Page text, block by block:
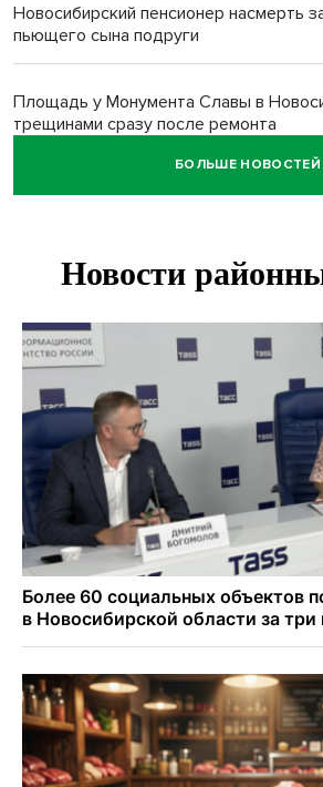
Новосибирский пенсионер насмерть
пьющего сына подруги
Площадь у Монумента Славы в
трещинами сразу после ремонта
БОЛЬШЕ НОВОСТЕЙ